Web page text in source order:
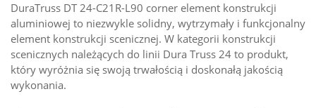
DuraTruss DT 24-C21R-L90 corner element konstrukcji
aluminiowej to niezwykle solidny, wytrzymały i funkcjonalny
element konstrukcji scenicznej. W kategorii konstrukcji
scenicznych należących do linii Dura Truss 24 to produkt,
który wyróżnia się swoją trwałością i doskonałą jakością
wykonania.